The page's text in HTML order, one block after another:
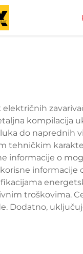
električnih
kompilacija
do naprednih
tehničkim
informacije o
informacije
troškovima.
Dodatno,